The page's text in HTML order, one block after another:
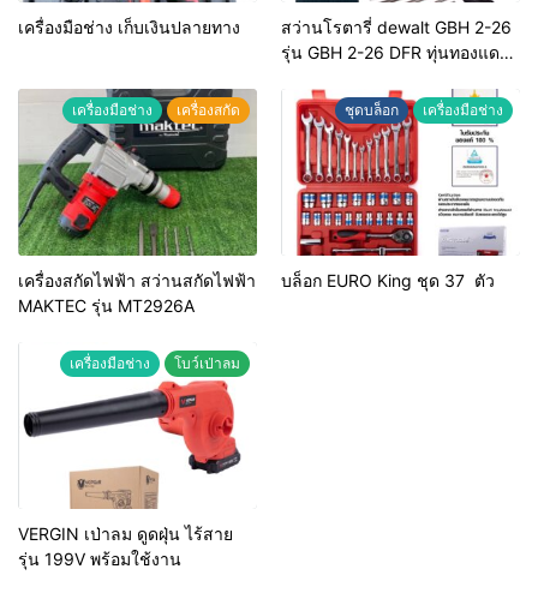
เครื่องมือช่าง เก็บเงินปลายทาง
สว่านโรตารี่ dewalt GBH 2-26
รุ่น GBH 2-26 DFR ทุ่นทองแดง
เครื่องมือช่าง เครื่องสกัด
เครื่องสกัดไฟฟ้า สว่านสกัดไฟฟ้า
MAKTEC รุ่น MT2926A
ชุดบล็อก เครื่องมือช่าง
บล็อก EURO King ชุด 37 ตัว
เครื่องมือช่าง โบว์เป่าลม
VERGIN เป่าลม ดูดฝุ่น ไร้สาย
รุ่น 199V พร้อมใช้งาน